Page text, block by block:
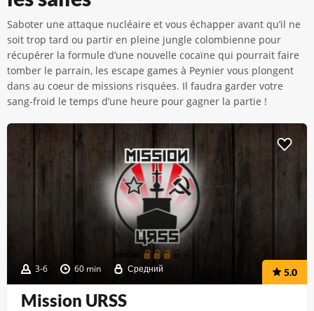
Saboter une attaque nucléaire et vous échapper avant qu’il ne
soit trop tard ou partir en pleine jungle colombienne pour
récupérer la formule d’une nouvelle cocaïne qui pourrait faire
tomber le parrain, les escape games à Peynier vous plongent
dans au coeur de missions risquées. Il faudra garder votre
sang-froid le temps d’une heure pour gagner la partie !
3-6 60 min Средний 5.0
Mission URSS